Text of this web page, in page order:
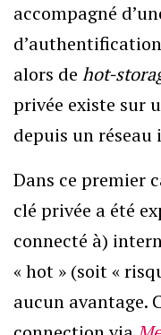
accompagné
alors de hot-
privée existe sur
depuis un réseau
Dans ce premier
clé privée a été
connecté à)
« hot » (soit «
aucun avantage.